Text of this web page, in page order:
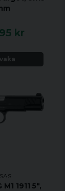
kr
M1 1911 5",
M/L inkl.)